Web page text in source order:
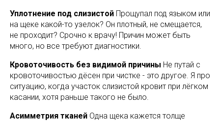
Уплотнение под слизистой Прощупал под языком или
на щеке какой-то узелок? Он плотный, не смещается,
не проходит? Срочно к врачу! Причин может быть
много, но все требуют диагностики.
Кровоточивость без видимой причины Не путай с
кровоточивостью дёсен при чистке - это другое. Я про
ситуацию, когда участок слизистой кровит при лёгком
касании, хотя раньше такого не было.
Асимметрия тканей Одна щека кажется толще